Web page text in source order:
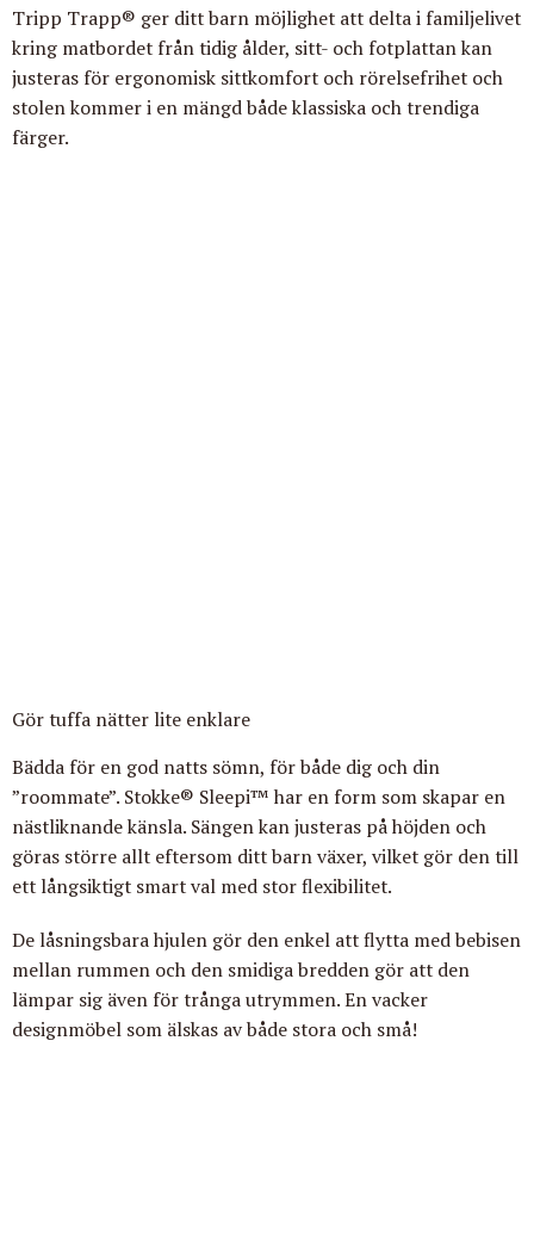
Tripp Trapp® ger ditt barn möjlighet att delta i familjelivet
kring matbordet från tidig ålder, sitt- och fotplattan kan
justeras för ergonomisk sittkomfort och rörelsefrihet och
stolen kommer i en mängd både klassiska och trendiga
färger.
Gör tuffa nätter lite enklare
Bädda för en god natts sömn, för både dig och din
”roommate”. Stokke® Sleepi™ har en form som skapar en
nästliknande känsla. Sängen kan justeras på höjden och
göras större allt eftersom ditt barn växer, vilket gör den till
ett långsiktigt smart val med stor flexibilitet.
De låsningsbara hjulen gör den enkel att flytta med bebisen
mellan rummen och den smidiga bredden gör att den
lämpar sig även för trånga utrymmen. En vacker
designmöbel som älskas av både stora och små!